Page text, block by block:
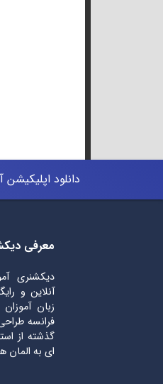
دانلود
معرفی
دیکشنری
آنلاین و
زبان
فرانسه
گذشته از
ای به